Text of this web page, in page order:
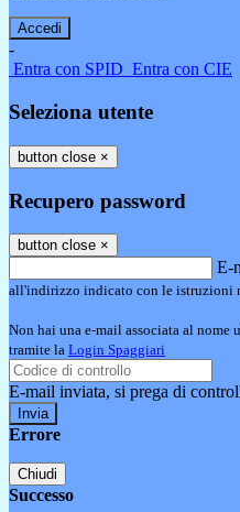
-
Entra con SPID Entra con CIE
Seleziona utente
button close ×
Recupero password
button close ×
E-
all'indirizzo indicato con le istruzioni
Non hai una e-mail associata al nome
tramite la Login Spaggiari
E-mail inviata, si prega di
Errore
Chiudi
Successo